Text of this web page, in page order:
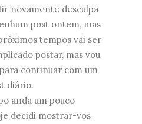
novamente desculpa
post ontem, mas
tempos vai ser
postar, mas vou
continuar com um
diário.
anda um pouco
decidi mostrar-vos